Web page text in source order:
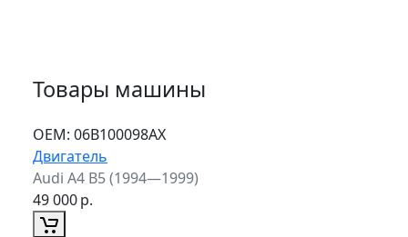
Товары машины
ОЕМ: 06B100098AX
Двигатель
Audi A4 B5 (1994—1999)
49 000р.